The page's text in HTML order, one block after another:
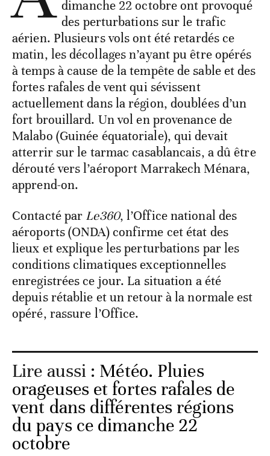
dimanche 22 octobre ont provoqué
des perturbations sur le trafic
aérien. Plusieurs vols ont été retardés ce
matin, les décollages n’ayant pu être opérés
à temps à cause de la tempête de sable et des
fortes rafales de vent qui sévissent
actuellement dans la région, doublées d’un
fort brouillard. Un vol en provenance de
Malabo (Guinée équatoriale), qui devait
atterrir sur le tarmac casablancais, a dû être
dérouté vers l’aéroport Marrakech Ménara,
apprend-on.
Contacté par Le360, l’Office national des
aéroports (ONDA) confirme cet état des
lieux et explique les perturbations par les
conditions climatiques exceptionnelles
enregistrées ce jour. La situation a été
depuis rétablie et un retour à la normale est
opéré, rassure l’Office.
Lire aussi : Météo. Pluies
orageuses et fortes rafales de
vent dans différentes régions
du pays ce dimanche 22
octobre